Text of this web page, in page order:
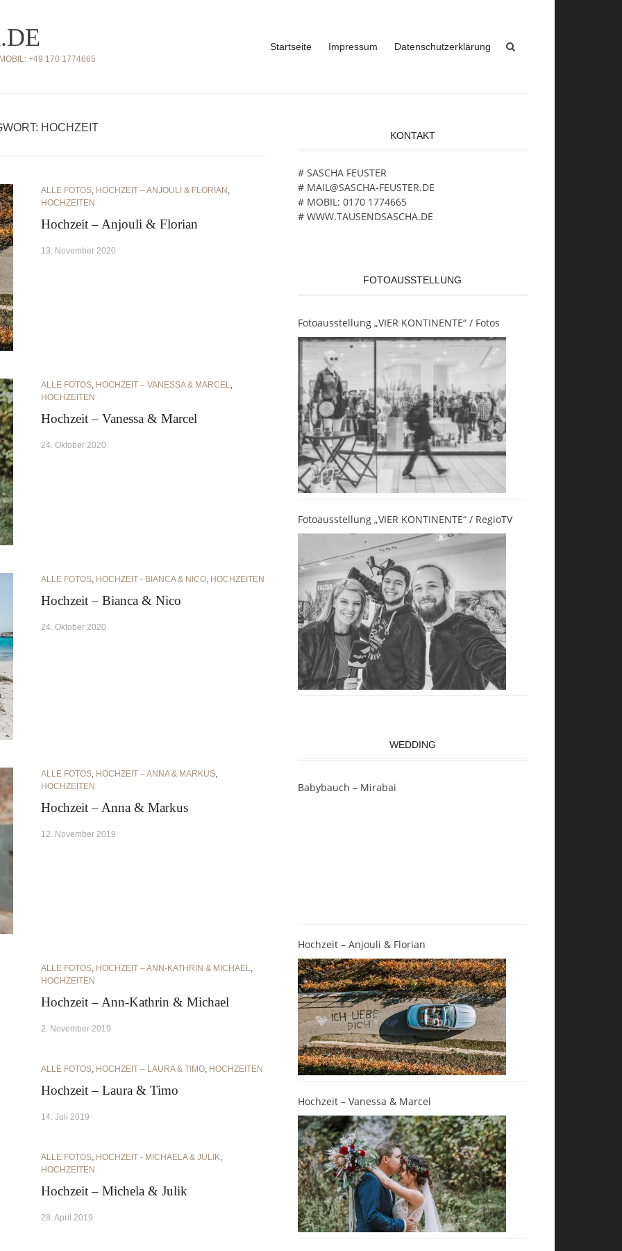
+49 170 1774665
Startseite Impressum Datenschutzerklärung
HOCHZEIT
ALLE FOTOS, HOCHZEIT – ANJOULI & FLORIAN ,
HOCHZEITEN
Hochzeit – Anjouli & Florian
13. November 2020
ALLE FOTOS, HOCHZEIT – VANESSA & MARCEL,
HOCHZEITEN
Hochzeit – Vanessa & Marcel
24. Oktober 2020
ALLE FOTOS, HOCHZEIT - BIANCA & NICO, HOCHZEITEN
Hochzeit – Bianca & Nico
24. Oktober 2020
ALLE FOTOS, HOCHZEIT – ANNA & MARKUS,
HOCHZEITEN
Hochzeit – Anna & Markus
12. November 2019
ALLE FOTOS, HOCHZEIT – ANN-KATHRIN & MICHAEL,
HOCHZEITEN
Hochzeit – Ann-Kathrin & Michael
2. November 2019
ALLE FOTOS, HOCHZEIT – LAURA & TIMO, HOCHZEITEN
Hochzeit – Laura & Timo
14. Juli 2019
ALLE FOTOS, HOCHZEIT - MICHAELA & JULIK,
HOCHZEITEN
Hochzeit – Michela & Julik
28. April 2019
KONTAKT
# SASCHA FEUSTER
# MAIL@SASCHA-FEUSTER.DE
# MOBIL: 0170 1774665
# WWW.TAUSENDSASCHA.DE
FOTOAUSSTELLUNG
Fotoausstellung „VIER KONTINENTE“ / Fotos
Fotoausstellung „VIER KONTINENTE“ / RegioTV
WEDDING
Babybauch – Mirabai
Hochzeit – Anjouli & Florian
Hochzeit – Vanessa & Marcel